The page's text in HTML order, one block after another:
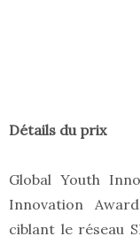
Détails du prix
Global Youth
Innovation
ciblant le réseau